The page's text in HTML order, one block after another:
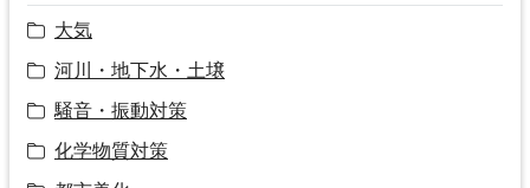
大気
河川・地下水・土壌
騒音・振動対策
化学物質対策